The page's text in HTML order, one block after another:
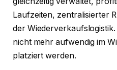
Laufzeiten, zentralisierter
der
nicht mehr aufwendig im
platziert werden.